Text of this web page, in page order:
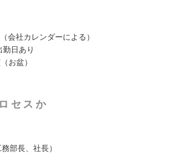
会社カレンダーによる）
勤日あり
お盆）
セスか
部長、社長）